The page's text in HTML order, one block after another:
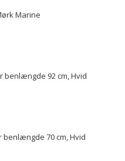
Marine
benlængde 92 cm, Hvid
70 cm, Hvid